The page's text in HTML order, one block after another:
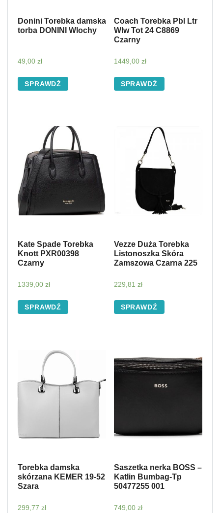
Donini Torebka damska
torba DONINI Wlochy
49,00 zł
SPRAWDŹ
Coach Torebka Pbl Ltr
Wlw Tot 24 C8869
Czarny
1449,00 zł
SPRAWDŹ
Kate Spade Torebka
Knott PXR00398
Czarny
1339,00 zł
SPRAWDŹ
Vezze Duża Torebka
Listonoszka Skóra
Zamszowa Czarna 225
229,81 zł
SPRAWDŹ
Torebka damska
skórzana KEMER 19-52
Szara
299,77 zł
Saszetka nerka BOSS –
Katlin Bumbag-Tp
50477255 001
749,00 zł